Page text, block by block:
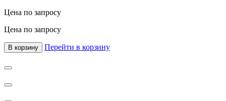
Цена по запросу
Цена по запросу
В корзину Перейти в корзину